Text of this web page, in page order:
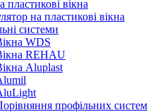
пластикові вікна
на пластикові вікна
системи
WDS
REHAU
Aluplast
профільних систем